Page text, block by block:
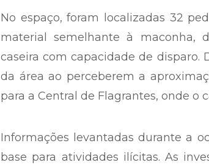
No espaço, foram localizadas 32
material semelhante à maconha,
caseira com capacidade de
da área ao perceberem a
para a Central de Flagrantes, onde o
Informações levantadas durante a
base para atividades ilícitas. As